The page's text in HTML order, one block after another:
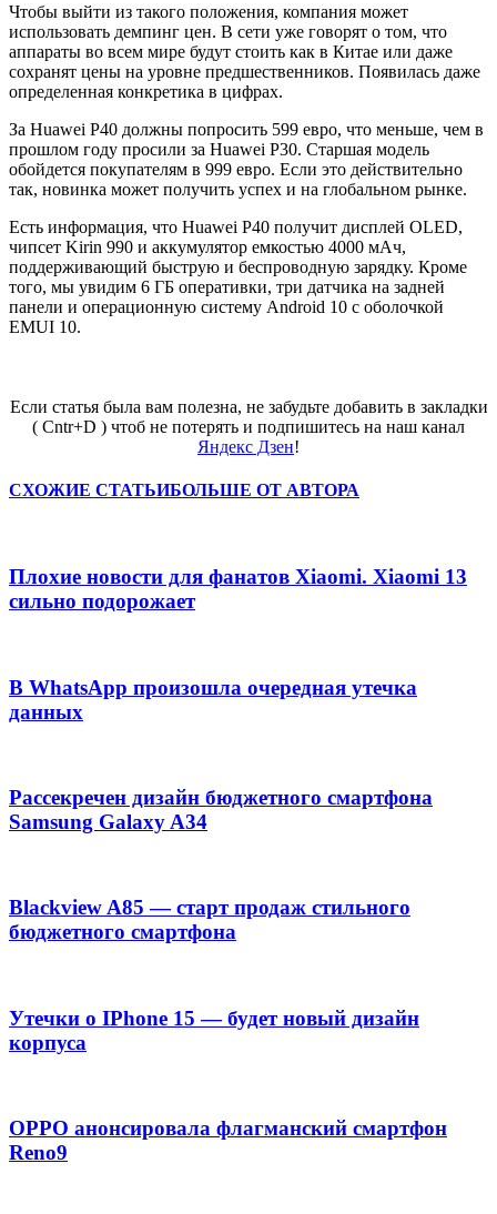
Чтобы выйти из такого положения, компания может
использовать демпинг цен. В сети уже говорят о том, что
аппараты во всем мире будут стоить как в Китае или даже
сохранят цены на уровне предшественников. Появилась даже
определенная конкретика в цифрах.
За Huawei P40 должны попросить 599 евро, что меньше, чем в
прошлом году просили за Huawei P30. Старшая модель
обойдется покупателям в 999 евро. Если это действительно
так, новинка может получить успех и на глобальном рынке.
Есть информация, что Huawei P40 получит дисплей OLED,
чипсет Kirin 990 и аккумулятор емкостью 4000 мАч,
поддерживающий быструю и беспроводную зарядку. Кроме
того, мы увидим 6 ГБ оперативки, три датчика на задней
панели и операционную систему Android 10 с оболочкой
EMUI 10.
Если статья была вам полезна, не забудьте добавить в закладки
( Cntr+D ) чтоб не потерять и подпишитесь на наш канал
Яндекс Дзен!
СХОЖИЕ СТАТЬИБОЛЬШЕ ОТ АВТОРА
Плохие новости для фанатов Xiaomi. Xiaomi 13
сильно подорожает
В WhatsApp произошла очередная утечка
данных
Рассекречен дизайн бюджетного смартфона
Samsung Galaxy A34
Blackview A85 — старт продаж стильного
бюджетного смартфона
Утечки о IPhone 15 — будет новый дизайн
корпуса
OPPO анонсировала флагманский смартфон
Reno9